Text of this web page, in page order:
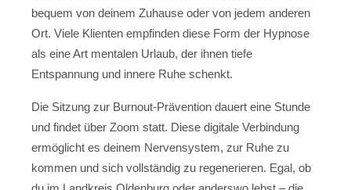
bequem von deinem Zuhause oder von jedem anderen
Ort. Viele Klienten empfinden diese Form der Hypnose
als eine Art mentalen Urlaub, der ihnen tiefe
Entspannung und innere Ruhe schenkt.
Die Sitzung zur Burnout-Prävention dauert eine Stunde
und findet über Zoom statt. Diese digitale Verbindung
ermöglicht es deinem Nervensystem, zur Ruhe zu
kommen und sich vollständig zu regenerieren. Egal, ob